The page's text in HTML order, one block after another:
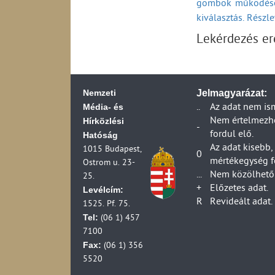
2006)
Távközlési
Távközlési
2006)
Posta ágazat
Posta ágazat
(1990-2006)
Posta ágazat
(1990-2007)
Posta ágazat
(1990-2007)
Posta ágazat
Postai
gombok
kiválasztás.
Lekérdezés
Nemzeti
Média- és
Hírközlési
Hatóság
1015 Budapest,
Ostrom u. 23-
25.
Levélcím:
1525. Pf. 75.
Tel: (06 1) 457
7100
Fax: (06 1) 356
5520
Jelmagyarázat:
..
Az adat nem
-
Nem
fordul elő.
0
Az adat
mértékegység
...
Nem
+
Előzetes adat.
R
Revideált adat.